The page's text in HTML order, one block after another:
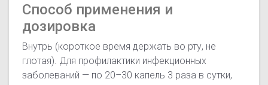
Способ применения и
дозировка
Внутрь (короткое время держать во рту, не
глотая). Для профилактики инфекционных
заболеваний — по 20–30 капель 3 раза в сутки,